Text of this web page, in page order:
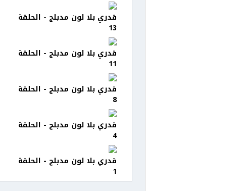
قدري بلا لون مدبلج - الحلقة
13
قدري بلا لون مدبلج - الحلقة
11
قدري بلا لون مدبلج - الحلقة
8
قدري بلا لون مدبلج - الحلقة
4
قدري بلا لون مدبلج - الحلقة
1